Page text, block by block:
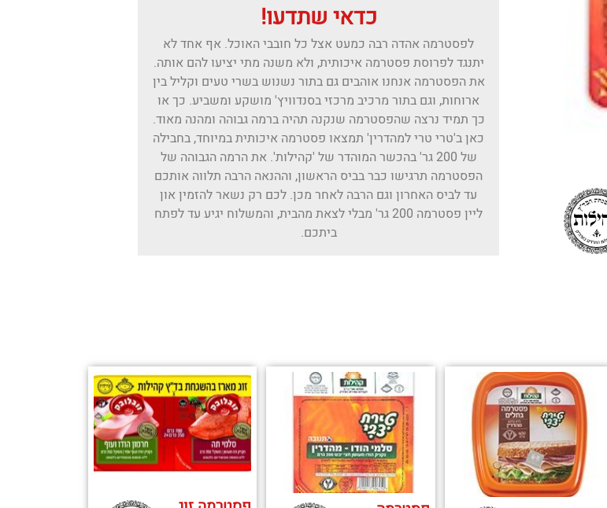
כדאי שתדעו!
לפסטרמה אהדה רבה כמעט אצל כל חובבי האוכל. אף אחד לא
יתנגד לפרוסת פסטרמה איכותית, ולא משנה מתי יציעו להם אותה.
את הפסטרמה אנחנו אוהבים גם בתור נשנוש בשרי טעים וקליל בין
ארוחות, וגם בתור מרכיב מרכזי בסנדוויץ' מושקע ומשביע. כך או
כך תמיד נרצה שהפסטרמה שנקנה תהיה ברמה גבוהה ומהנה מאוד.
כאן ב'טרי טרי למהדרין' תמצאו פסטרמה איכותית במיוחד, בחבילה
של 200 גר' בהכשר המוהדר של 'קהילות'. את הרמה הגבוהה של
הפסטרמה תרגישו כבר בביס הראשון, וההנאה הרבה תלווה אותכם
עד לביס האחרון וגם הרבה לאחר מכן. לכם רק נשאר להזמין און
ליין פסטרמה 200 גר' מבלי לצאת מהבית, והמשלוח יגיע עד לפתח
ביתכם.